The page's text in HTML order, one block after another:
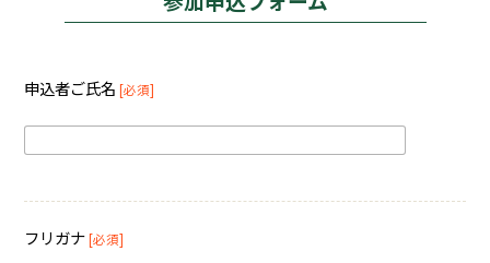
申込者ご氏名[必須]
フリガナ[必須]